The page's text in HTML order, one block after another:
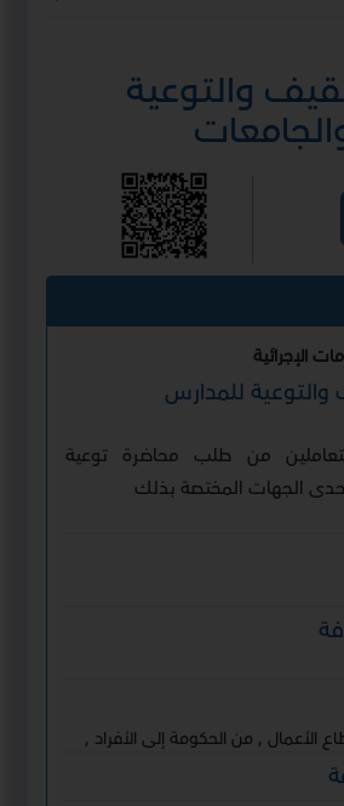
والتوعية
للمدارس
من طلب محاضرة توعية
الجهات المختصة بذلك
, من الحكومة إلى الأفراد ,